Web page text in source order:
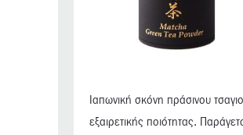
Ιαπωνική σκόνη πράσινου
εξαιρετικής ποιότητας.